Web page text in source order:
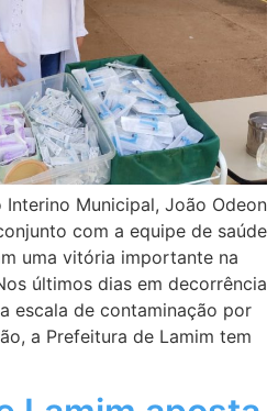
Municipal, João Odeon
com a equipe de saúde
uma vitória importante na
últimos dias em decorrência
escala de contaminação por
a Prefeitura de Lamim tem